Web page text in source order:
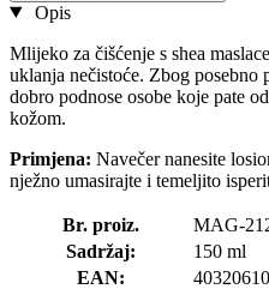
Opis
Mlijeko za čišćenje s shea
uklanja nečistoće. Zbog
dobro podnose osobe koje pate
kožom.
Primjena: Navečer nanesite
nježno umasirajte i temeljito
Br. proiz.
MAG-
Sadržaj:
150 ml
EAN: